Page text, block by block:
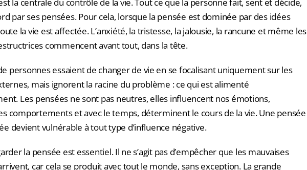
par ses pensées. Pour cela, lorsque la pensée est dominée par des idées
la vie est affectée. L’anxiété, la tristesse, la jalousie, la rancune et même les
commencent avant tout, dans la tête.
personnes essaient de changer de vie en se focalisant uniquement sur les
mais ignorent la racine du problème : ce qui est alimenté
Les pensées ne sont pas neutres, elles influencent nos émotions,
comportements et avec le temps, déterminent le cours de la vie. Une pensée
devient vulnérable à tout type d’influence négative.
la pensée est essentiel. Il ne s’agit pas d’empêcher que les mauvaises
car cela se produit avec tout le monde, sans exception. La grande